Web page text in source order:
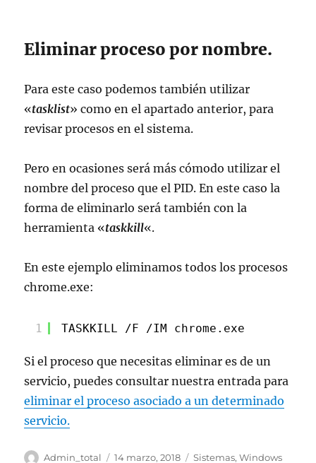
Eliminar proceso por nombre.
Para este caso podemos también utilizar
«tasklist» como en el apartado anterior, para
revisar procesos en el sistema.
Pero en ocasiones será más cómodo utilizar el
nombre del proceso que el PID. En este caso la
forma de eliminarlo será también con la
herramienta «taskkill«.
En este ejemplo eliminamos todos los procesos
chrome.exe:
1 TASKKILL /F /IM chrome.exe
Si el proceso que necesitas eliminar es de un
servicio, puedes consultar nuestra entrada para
eliminar el proceso asociado a un determinado
servicio.
Autor
Admin_total Publicado
14 marzo, 2018 Categorías
Sistemas,Windows